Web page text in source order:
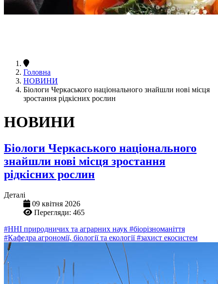
Головна
НОВИНИ
Біологи Черкаського національного знайшли нові місця
зростання рідкісних рослин
НОВИНИ
Біологи Черкаського національного
знайшли нові місця зростання
рідкісних рослин
Деталі
09 квітня 2026
Перегляди: 465
#ННІ природничих та аграрних наук #біорізноманіття
#Кафедра агрономії, біології та екології#захист екосистем